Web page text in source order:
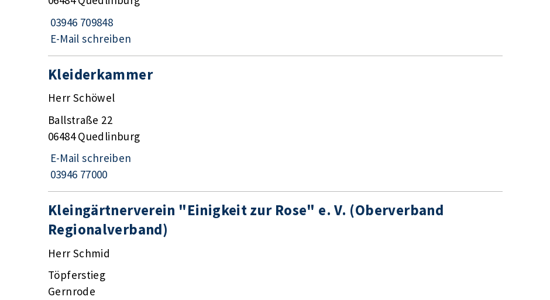
03946 709848
E-Mail schreiben
Kleiderkammer
Herr Schöwel
Ballstraße 22
06484 Quedlinburg
E-Mail schreiben
03946 77000
Kleingärtnerverein "Einigkeit zur Rose" e. V. (Oberverband
Regionalverband)
Herr Schmid
Töpferstieg
Gernrode